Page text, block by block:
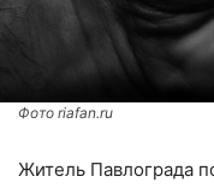
Фото riafan.ru
Житель Павлограда